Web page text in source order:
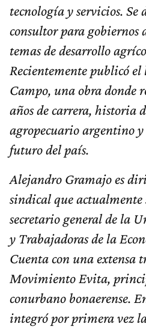
tecnología y servicios. Se
consultor para gobiernos
temas de desarrollo
Recientemente publicó el
Campo, una obra donde
años de carrera, historia
agropecuario argentino y
futuro del país.
Alejandro Gramajo es
sindical que actualmente
secretario general de la
y Trabajadoras de la
Cuenta con una extensa
Movimiento Evita,
conurbano bonaerense.
integró por primera vez